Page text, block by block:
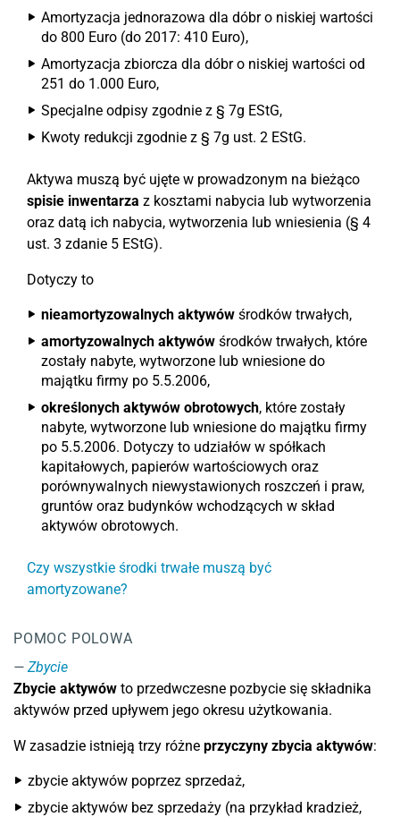
Amortyzacja jednorazowa dla dóbr o niskiej wartości
do 800 Euro (do 2017: 410 Euro),
Amortyzacja zbiorcza dla dóbr o niskiej wartości od
251 do 1.000 Euro,
Specjalne odpisy zgodnie z § 7g EStG,
Kwoty redukcji zgodnie z § 7g ust. 2 EStG.
Aktywa muszą być ujęte w prowadzonym na bieżąco
spisie inwentarza z kosztami nabycia lub wytworzenia
oraz datą ich nabycia, wytworzenia lub wniesienia (§ 4
ust. 3 zdanie 5 EStG).
Dotyczy to
nieamortyzowalnych aktywów środków trwałych,
amortyzowalnych aktywów środków trwałych, które
zostały nabyte, wytworzone lub wniesione do
majątku firmy po 5.5.2006,
określonych aktywów obrotowych, które zostały
nabyte, wytworzone lub wniesione do majątku firmy
po 5.5.2006. Dotyczy to udziałów w spółkach
kapitałowych, papierów wartościowych oraz
porównywalnych niewystawionych roszczeń i praw,
gruntów oraz budynków wchodzących w skład
aktywów obrotowych.
Czy wszystkie środki trwałe muszą być
amortyzowane?
POMOC POLOWA
Zbycie
Zbycie aktywów to przedwczesne pozbycie się składnika
aktywów przed upływem jego okresu użytkowania.
W zasadzie istnieją trzy różne przyczyny zbycia aktywów:
zbycie aktywów poprzez sprzedaż,
zbycie aktywów bez sprzedaży (na przykład kradzież,